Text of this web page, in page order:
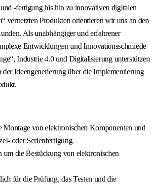
-fertigung bis hin zu innovativen digitalen
vernetzten Produkten orientieren wir uns an den
Als unabhängiger und erfahrener
Entwicklungen und Innovationsschmiede
Industrie 4.0 und Digitalisierung unterstützen
Ideengenerierung über die Implementierung
Montage von elektronischen Komponenten und
oder Serienfertigung.
die Bestückung von elektronischen
für die Prüfung, das Testen und die